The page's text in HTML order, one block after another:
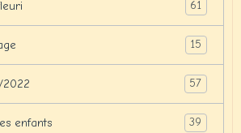
61
15
2022 57
enfants 39